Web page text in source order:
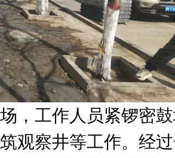
工作人员紧锣密鼓
观察井等工作。经